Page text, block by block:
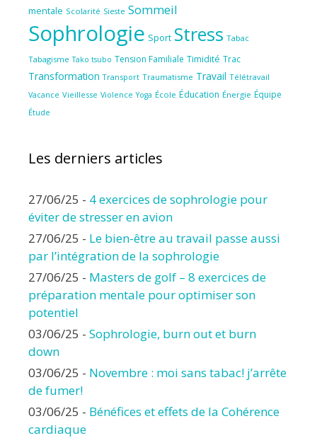
mentale Scolarité Sieste Sommeil
Sophrologie Sport Stress Tabac
Tabagisme Tako tsubo Tension Familiale Timidité Trac
Transformation Transport Traumatisme Travail Télétravail
Vacance Vieillesse Violence Yoga École Éducation Énergie Équipe
Étude
Les derniers articles
27/06/25 - 4 exercices de sophrologie pour
éviter de stresser en avion
27/06/25 - Le bien-être au travail passe aussi
par l’intégration de la sophrologie
27/06/25 - Masters de golf – 8 exercices de
préparation mentale pour optimiser son
potentiel
03/06/25 - Sophrologie, burn out et burn
down
03/06/25 - Novembre : moi sans tabac! j’arrête
de fumer!
03/06/25 - Bénéfices et effets de la Cohérence
cardiaque